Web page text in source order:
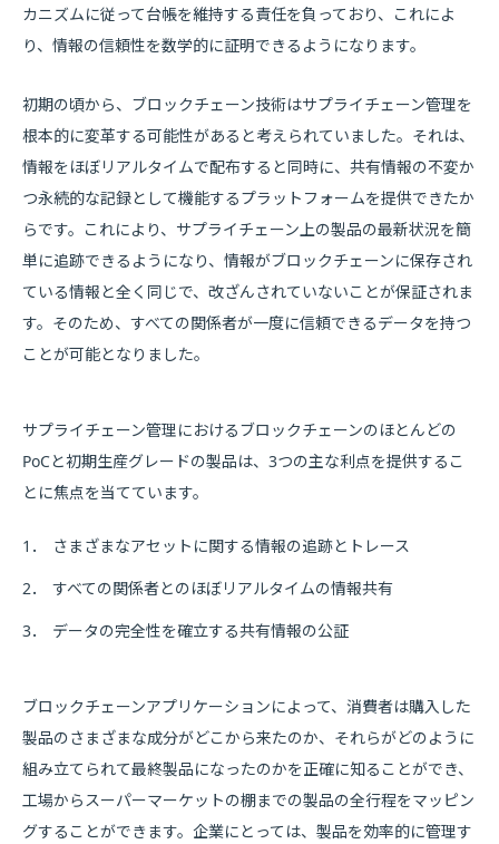
カニズムに従って台帳を維持する責任を負っており、これによ
り、情報の信頼性を数学的に証明できるようになります。
初期の頃から、ブロックチェーン技術はサプライチェーン管理を
根本的に変革する可能性があると考えられていました。それは、
情報をほぼリアルタイムで配布すると同時に、共有情報の不変か
つ永続的な記録として機能するプラットフォームを提供できたか
らです。これにより、サプライチェーン上の製品の最新状況を簡
単に追跡できるようになり、情報がブロックチェーンに保存され
ている情報と全く同じで、改ざんされていないことが保証されま
す。そのため、すべての関係者が一度に信頼できるデータを持つ
ことが可能となりました。
サプライチェーン管理におけるブロックチェーンのほとんどの
PoCと初期生産グレードの製品は、3つの主な利点を提供するこ
とに焦点を当てています。
1．
さまざまなアセットに関する情報の追跡とトレース
2．
すべての関係者とのほぼリアルタイムの情報共有
3．
データの完全性を確立する共有情報の公証
ブロックチェーンアプリケーションによって、消費者は購入した
製品のさまざまな成分がどこから来たのか、それらがどのように
組み立てられて最終製品になったのかを正確に知ることができ、
工場からスーパーマーケットの棚までの製品の全行程をマッピン
グすることができます。企業にとっては、製品を効率的に管理す